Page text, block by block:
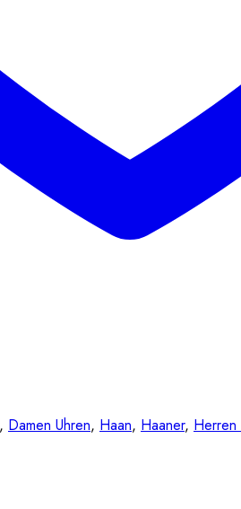
, Damen Uhren, Haan, Haaner, Herren